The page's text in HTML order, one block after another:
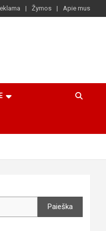
Žymos Apie mus
Paieška